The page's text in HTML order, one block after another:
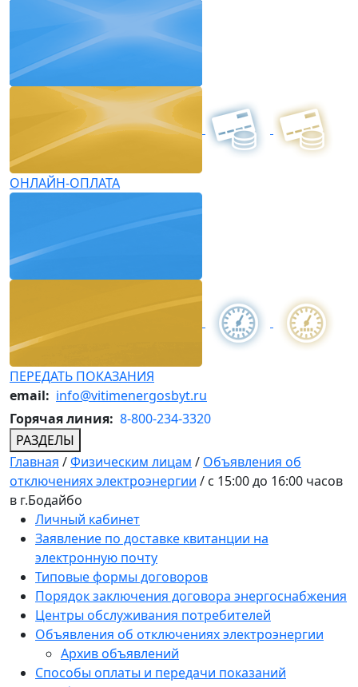
ОНЛАЙН-ОПЛАТА
ПЕРЕДАТЬ ПОКАЗАНИЯ
email: info@vitimenergosbyt.ru
Горячая линия: 8-800-234-3320
РАЗДЕЛЫ
Главная /Физическим лицам / Объявления об
отключениях электроэнергии / с 15:00 до 16:00 часов
в г.Бодайбо
Личный кабинет
Заявление по доставке квитанции на
электронную почту
Типовые формы договоров
Порядок заключения договора энергоснабжения
Центры обслуживания потребителей
Объявления об отключениях электроэнергии
Архив объявлений
Способы оплаты и передачи показаний